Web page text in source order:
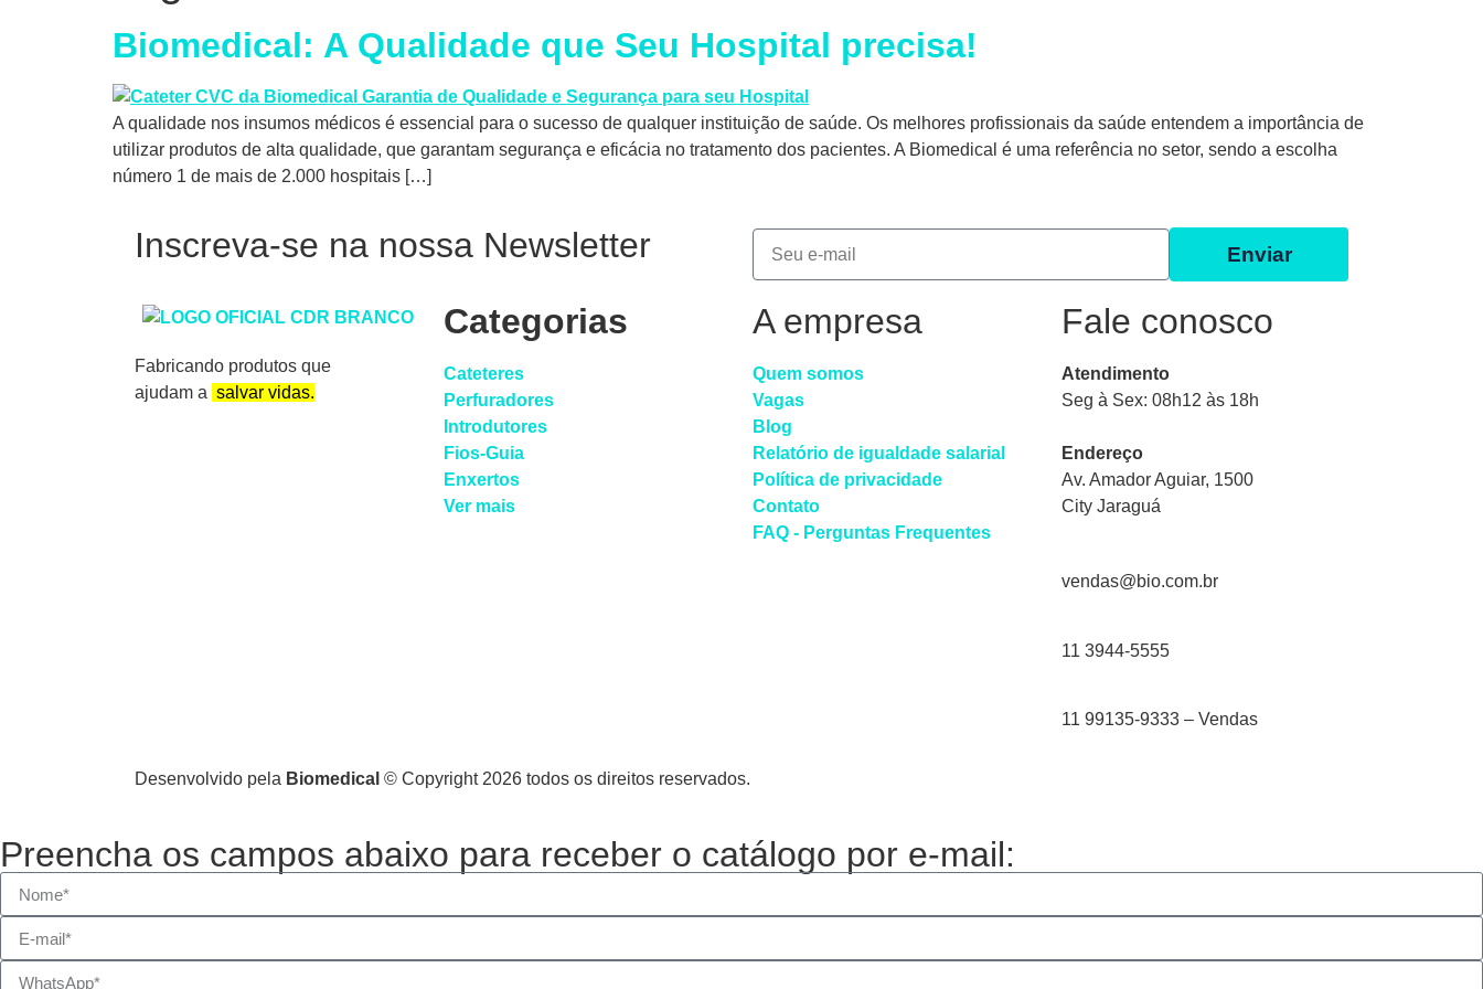
Biomedical: A Qualidade que Seu Hospital precisa!
A qualidade nos insumos médicos é essencial para o sucesso de qualquer instituição de saúde. Os melhores profissionais da saúde entendem a importância de
utilizar produtos de alta qualidade, que garantam segurança e eficácia no tratamento dos pacientes. A Biomedical é uma referência no setor, sendo a escolha
número 1 de mais de 2.000 hospitais […]
Inscreva-se na nossa Newsletter Enviar
Fabricando produtos que
ajudam a salvar vidas.
Categorias
Cateteres
Perfuradores
Introdutores
Fios-Guia
Enxertos
Ver mais
A empresa
Quem somos
Vagas
Blog
Relatório de igualdade salarial
Política de privacidade
Contato
FAQ - Perguntas Frequentes
Fale conosco
Atendimento
Seg à Sex: 08h12 às 18h
Endereço
Av. Amador Aguiar, 1500
City Jaraguá
vendas@bio.com.br
11 3944-5555
11 99135-9333 – Vendas
Desenvolvido pela Biomedical © Copyright 2026 todos os direitos reservados.
Preencha os campos abaixo para receber o catálogo por e-mail: